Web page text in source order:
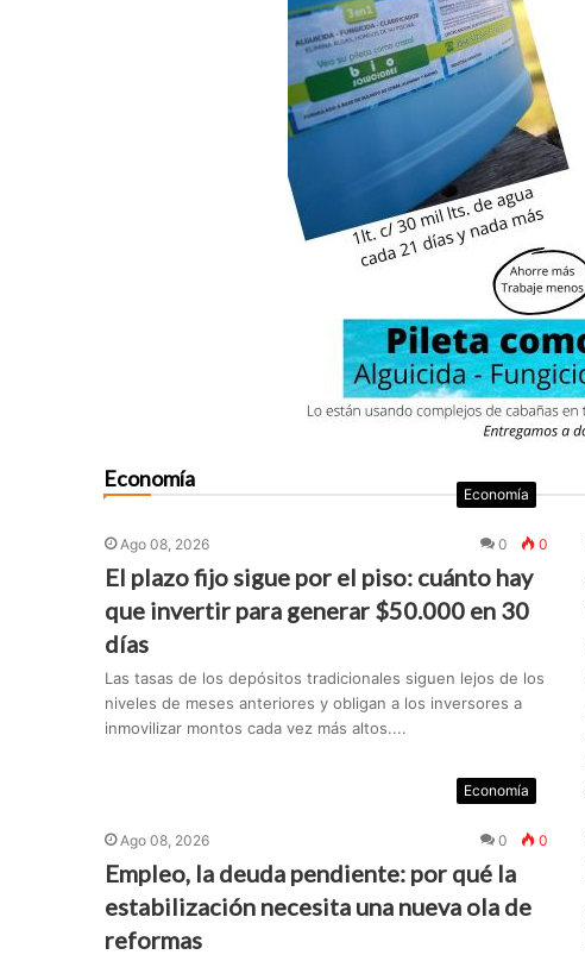
Economía
Economía
Ago 08, 2026 0 0
El plazo fijo sigue por el piso: cuánto hay
que invertir para generar $50.000 en 30
días
Las tasas de los depósitos tradicionales siguen lejos de los
niveles de meses anteriores y obligan a los inversores a
inmovilizar montos cada vez más altos....
Economía
Ago 08, 2026 0 0
Empleo, la deuda pendiente: por qué la
estabilización necesita una nueva ola de
reformas